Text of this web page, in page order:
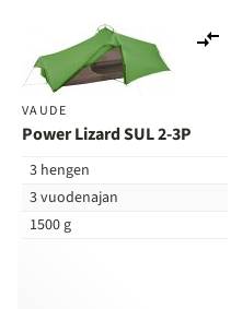
VAUDE
Power Lizard SUL 2-3P
3 hengen
3 vuodenajan
1500 g